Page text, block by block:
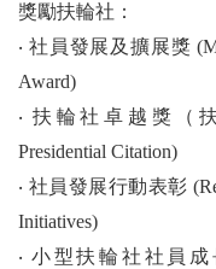
三、扶輪作品
1994到2026 台北國際扶
台灣扶輪2026 People of
專訪台灣扶輪
台灣扶輪2026 People of
獎勵扶輪社：
‧ 社員發展及擴展獎
Award)
‧ 扶輪社卓越獎（
Presidential Citation)
‧ 社員發展行動表彰
Initiatives)
‧ 小型扶輪社社員成